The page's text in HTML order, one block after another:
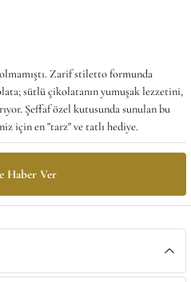
Blog
Fuar
Referans
Gümüşlük
Blog
Fuar
Referans
Gümüşlük
Zarif stiletto formunda
sütlü çikolatanın yumuşak lezzetini,
Şeffaf özel kutusunda sunulan bu
için en "tarz" ve tatlı hediye.
Haber Ver